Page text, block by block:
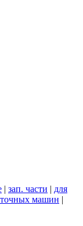
| зап. части | для
машин |